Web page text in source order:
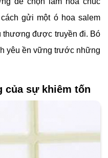
gửi một ó hoa salem
được truyền đi. Bó
yêu ền vững trước những
của sự khiêm tốn